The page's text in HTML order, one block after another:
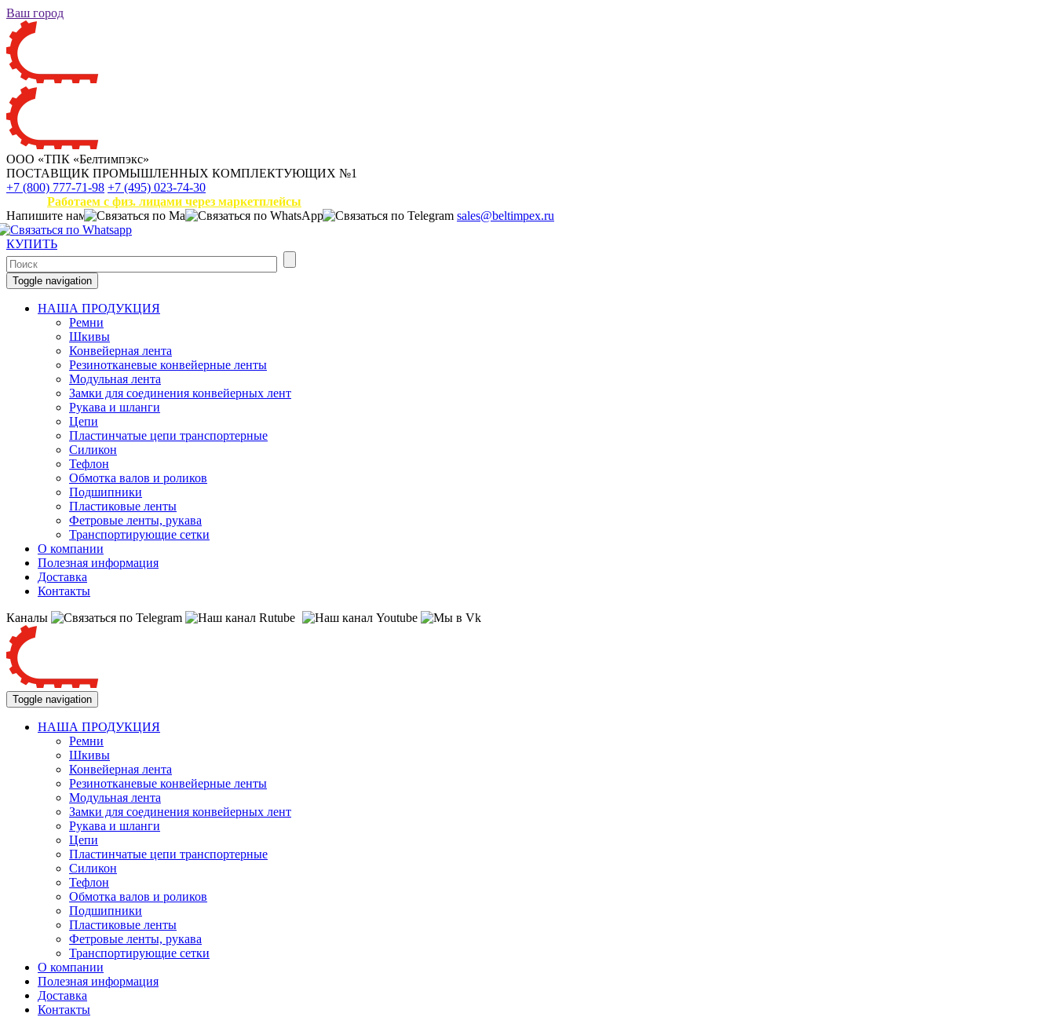
Ваш город
ООО «ТПК «Белтимпэкс»
ПОСТАВЩИК ПРОМЫШЛЕННЫХ КОМПЛЕКТУЮЩИХ №1
+7 (800) 777-71-98 +7 (495) 023-74-30
Работаем с физ. лицами через маркетплейсы
Напишите нам
sales@beltimpex.ru
КУПИТЬ
Toggle navigation
НАША ПРОДУКЦИЯ
Ремни
Шкивы
Конвейерная лента
Резинотканевые конвейерные ленты
Модульная лента
Замки для соединения конвейерных лент
Рукава и шланги
Цепи
Пластинчатые цепи транспортерные
Силикон
Тефлон
Обмотка валов и роликов
Подшипники
Пластиковые ленты
Фетровые ленты, рукава
Транспортирующие сетки
О компании
Полезная информация
Доставка
Контакты
Каналы
Toggle navigation
НАША ПРОДУКЦИЯ
Ремни
Шкивы
Конвейерная лента
Резинотканевые конвейерные ленты
Модульная лента
Замки для соединения конвейерных лент
Рукава и шланги
Цепи
Пластинчатые цепи транспортерные
Силикон
Тефлон
Обмотка валов и роликов
Подшипники
Пластиковые ленты
Фетровые ленты, рукава
Транспортирующие сетки
О компании
Полезная информация
Доставка
Контакты